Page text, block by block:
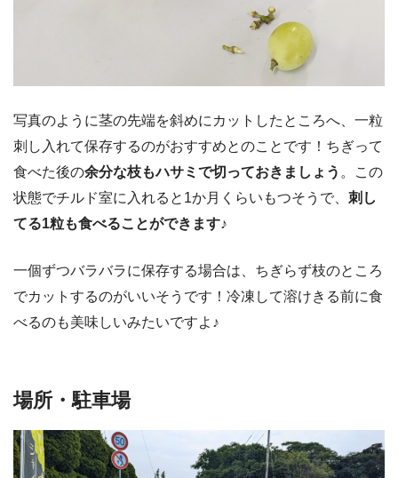
写真のように茎の先端を斜めにカットしたところへ、一粒
刺し入れて保存するのがおすすめとのことです！ちぎって
食べた後の余分な枝もハサミで切っておきましょう 。この
状態でチルド室に入れると1か月くらいもつそうで、 刺し
てる1粒も食べることができます♪
一個ずつバラバラに保存する場合は、ちぎらず枝のところ
でカットするのがいいそうです！冷凍して溶けきる前に食
べるのも美味しいみたいですよ♪
場所・駐車場